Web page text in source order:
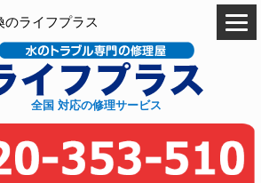
ライフプラス
全国 対応の修理サービス